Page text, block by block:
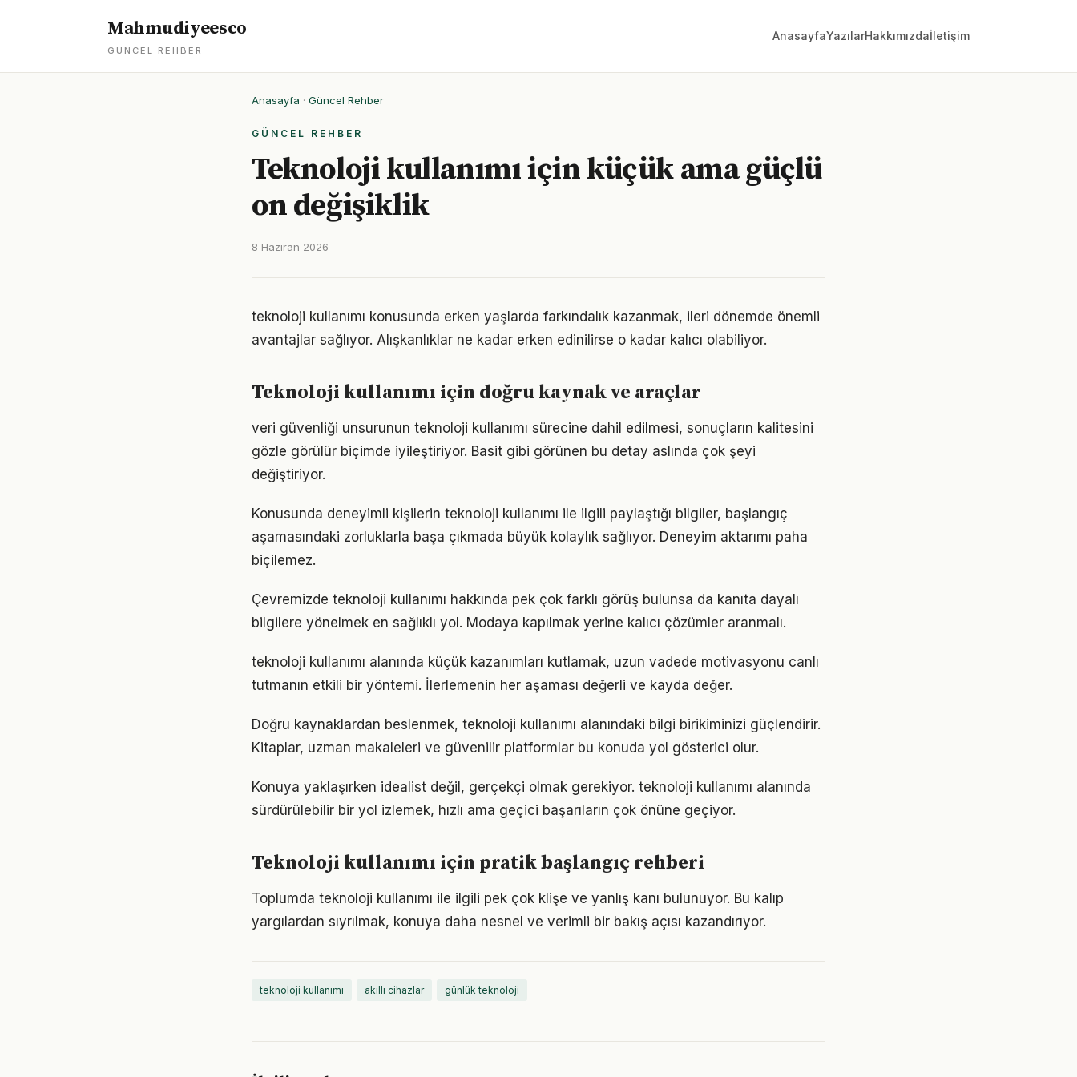
Mahmudiyeesco
GÜNCEL REHBER
AnasayfaYazılarHakkımızdaİletişim
Anasayfa · Güncel Rehber
GÜNCEL REHBER
Teknoloji kullanımı için küçük ama güçlü
on değişiklik
8 Haziran 2026
teknoloji kullanımı konusunda erken yaşlarda farkındalık kazanmak, ileri dönemde önemli
avantajlar sağlıyor. Alışkanlıklar ne kadar erken edinilirse o kadar kalıcı olabiliyor.
Teknoloji kullanımı için doğru kaynak ve araçlar
veri güvenliği unsurunun teknoloji kullanımı sürecine dahil edilmesi, sonuçların kalitesini
gözle görülür biçimde iyileştiriyor. Basit gibi görünen bu detay aslında çok şeyi
değiştiriyor.
Konusunda deneyimli kişilerin teknoloji kullanımı ile ilgili paylaştığı bilgiler, başlangıç
aşamasındaki zorluklarla başa çıkmada büyük kolaylık sağlıyor. Deneyim aktarımı paha
biçilemez.
Çevremizde teknoloji kullanımı hakkında pek çok farklı görüş bulunsa da kanıta dayalı
bilgilere yönelmek en sağlıklı yol. Modaya kapılmak yerine kalıcı çözümler aranmalı.
teknoloji kullanımı alanında küçük kazanımları kutlamak, uzun vadede motivasyonu canlı
tutmanın etkili bir yöntemi. İlerlemenin her aşaması değerli ve kayda değer.
Doğru kaynaklardan beslenmek, teknoloji kullanımı alanındaki bilgi birikiminizi güçlendirir.
Kitaplar, uzman makaleleri ve güvenilir platformlar bu konuda yol gösterici olur.
Konuya yaklaşırken idealist değil, gerçekçi olmak gerekiyor. teknoloji kullanımı alanında
sürdürülebilir bir yol izlemek, hızlı ama geçici başarıların çok önüne geçiyor.
Teknoloji kullanımı için pratik başlangıç rehberi
Toplumda teknoloji kullanımı ile ilgili pek çok klişe ve yanlış kanı bulunuyor. Bu kalıp
yargılardan sıyrılmak, konuya daha nesnel ve verimli bir bakış açısı kazandırıyor.
teknoloji kullanımı akıllı cihazlar günlük teknoloji